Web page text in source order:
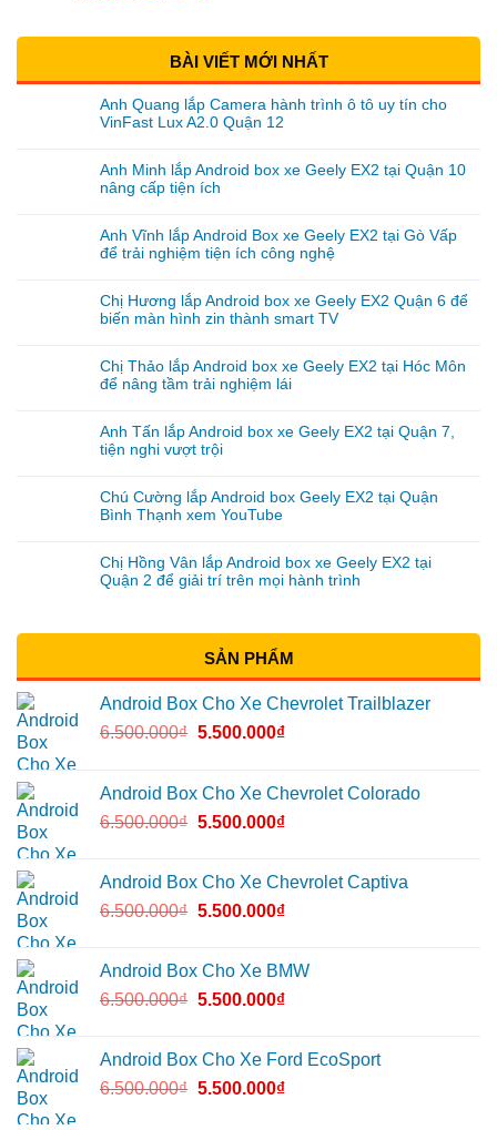
BÀI VIẾT MỚI NHẤT
Anh Quang lắp Camera hành trình ô tô uy tín cho
VinFast Lux A2.0 Quận 12
Anh Minh lắp Android box xe Geely EX2 tại Quận 10
nâng cấp tiện ích
Anh Vĩnh lắp Android Box xe Geely EX2 tại Gò Vấp
để trải nghiệm tiện ích công nghệ
Chị Hương lắp Android box xe Geely EX2 Quận 6 để
biến màn hình zin thành smart TV
Chị Thảo lắp Android box xe Geely EX2 tại Hóc Môn
để nâng tầm trải nghiệm lái
Anh Tấn lắp Android box xe Geely EX2 tại Quận 7,
tiện nghi vượt trội
Chú Cường lắp Android box Geely EX2 tại Quận
Bình Thạnh xem YouTube
Chị Hồng Vân lắp Android box xe Geely EX2 tại
Quận 2 để giải trí trên mọi hành trình
SẢN PHẨM
Android Box Cho Xe Chevrolet Trailblazer
6.500.000₫ 5.500.000₫
Android Box Cho Xe Chevrolet Colorado
6.500.000₫ 5.500.000₫
Android Box Cho Xe Chevrolet Captiva
6.500.000₫ 5.500.000₫
Android Box Cho Xe BMW
6.500.000₫ 5.500.000₫
Android Box Cho Xe Ford EcoSport
6.500.000₫ 5.500.000₫